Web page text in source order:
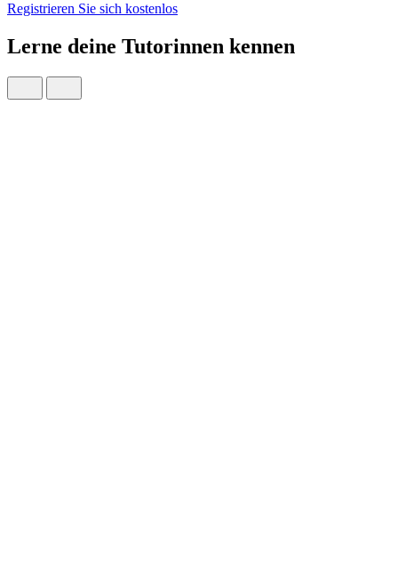
Registrieren Sie sich kostenlos
Lerne deine Tutorinnen kennen